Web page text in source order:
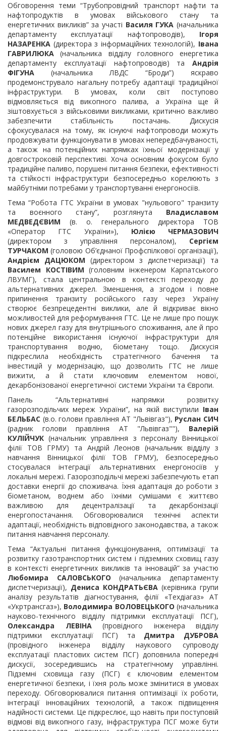
Обговорення теми “Трубопровідний транспорт нафти та
нафтопродуктів в умовах військового стану та
енергетичних викликів” за участі Василя ГУКА (начальника
департаменту експлуатації нафтопроводів), Ігоря
НАЗАРЕНКА (директора з інформаційних технологій), Івана
ГАВРИЛЮКА (начальника відділу головного енергетика
департаменту експлуатації нафтопроводів) та Андрія
ФІГУНА (начальника ЛВДС “Броди”) яскраво
продемонструвало нагальну потребу адаптації традиційної
інфраструктури. В умовах, коли світ поступово
відмовляється від викопного палива, а Україна ще й
зіштовхується з військовими викликами, критично важливо
забезпечити стабільність постачань. Дискусія
сфокусувалася на тому, як існуючі нафтопроводи можуть
продовжувати функціонувати в умовах непередбачуваності,
а також на потенційних напрямках їхньої модернізації у
довгостроковій перспективі. Хоча основним фокусом було
традиційне паливо, порушені питання безпеки, ефективності
та стійкості інфраструктури безпосередньо корелюють з
майбутніми потребами у транспортуванні енергоносіїв.
Тема “Робота ГТС України в умовах "нульового" транзиту
та воєнного стану”, розглянута Владиславом
МЕДВЕДЄВИМ (в. о. генерального директора ТОВ
«Оператор ГТС України»), Юлією ЧЕРМАЗОВИЧ
(директором з управління персоналом), Сергієм
ТУРЧАКОМ (головою Об’єднаної Профспілкової організації),
Андрієм ДАЦЮКОМ (директором з диспетчеризації) та
Василем КОСТІВИМ (головним інженером Карпатського
ЛВУМГ), стала центральною в контексті переходу до
альтернативних джерел. Зменшення, а згодом і повне
припинення транзиту російського газу через Україну
створює безпрецедентні виклики, але й відкриває вікно
можливостей для реформування ГТС. Це не лише про пошук
нових джерел газу для внутрішнього споживання, але й про
потенційне використання існуючої інфраструктури для
транспортування водню, біометану тощо. Дискусія
підкреслила необхідність стратегічного бачення та
інвестицій у модернізацію, що дозволить ГТС не лише
вижити, а й стати ключовим елементом нової,
декарбонізованої енергетичної системи України та Європи.
Панель “Альтернативні напрямки розвитку
газорозподільчих мереж України”, на якій виступили Іван
БЕЛЬБАС (в.о. голови правління АТ "Львівгаз"), Руслан СИЧ
(радник голови правління АТ "Львівгаз""), Валерій
КУЛІЙЧУК (начальник управління з персоналу Вінницької
філії ТОВ ГРМУ) та Андрій Леонов (начальник відділу з
навчання Вінницької філії ТОВ ГРМУ), безпосередньо
стосувалася інтеграції альтернативних енергоносіїв у
локальні мережі. Газорозподільчі мережі забезпечують етап
доставки енергії до споживача. Їхня адаптація до роботи з
біометаном, воднем або їхніми сумішами є життєво
важливою для децентралізації та декарбонізації
енергопостачання. Обговорювалися технічні аспекти
адаптації, необхідність відповідного законодавства, а також
питання навчання персоналу.
Тема “Актуальні питання функціонування, оптимізації та
розвитку газотранспортних систем і підземних сховищ газу
в контексті енергетичних викликів та інновацій” за участю
Любомира САЛОВСЬКОГО(начальника департаменту
диспетчеризації), Дениса КОНДРАТЬЄВА (керівника групи
аналізу результатів діагностування, філії «Техдіагаз» АТ
«Укртрансгаз»), Володимира ВОЛОВЕЦЬКОГО (начальника
науково-технічного відділу підтримки експлуатації ПСГ),
Олександра ЛЕВІНА(провідного інженера відділу
підтримки експлуатації ПСГ) та Дмитра ДУБРОВА
(провідного інженера відділу наукового супроводу
експлуатації пластових систем ПСГ) доповнила попередні
дискусії, зосередившись на стратегічному управлінні.
Підземні сховища газу (ПСГ) є ключовим елементом
енергетичної безпеки, і їхня роль може змінитися в умовах
переходу. Обговорювалися питання оптимізації їх роботи,
інтеграції інноваційних технологій, а також підвищення
надійності системи. Це підкреслює, що навіть при поступовій
відмові від викопного газу, інфраструктура ПСГ може бути